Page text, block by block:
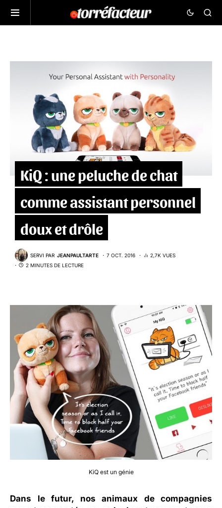
KiQ : une peluche de chat
comme assistant personnel
doux et drôle
SERVI PAR JEANPAULTARTE 7 OCT. 2016
2,7K VUES
2 MINUTES DE LECTURE
KiQ est un génie
Dans le futur, nos animaux de compagnies